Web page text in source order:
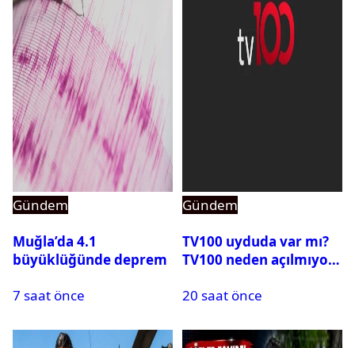
Gündem
Muğla’da 4.1
büyüklüğünde deprem
7 saat önce
Gündem
TV100 uyduda var mı?
TV100 neden açılmıyor?
20 saat önce